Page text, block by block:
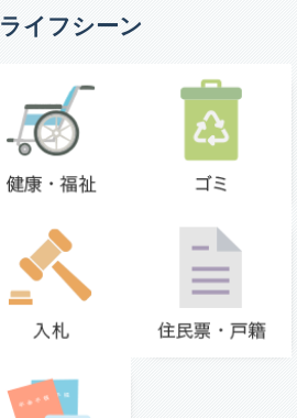
ライフシーン